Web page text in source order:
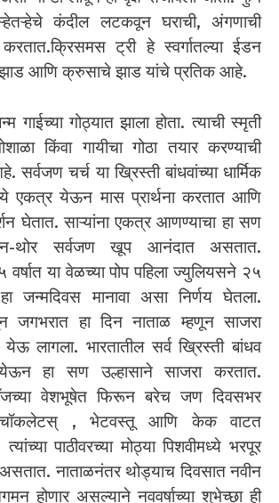
कंदील लटकवून घराची, अंगणाची
ट्री हे स्वर्गातल्या ईडन
झाड आणि क्रुसाचे झाड यांचे प्रतिक आहे.
गाईच्या गोठ्यात झाला होता. त्याची स्मृती
किंवा गायीचा गोठा तयार करण्याची
सर्वजण चर्च या ख्रिस्ती बांधवांच्या धार्मिक
एकत्र येऊन मास प्रार्थना करतात आणि
घेतात. साऱ्यांना एकत्र आणण्याचा हा सण
थोर सर्वजण खूप आनंदात असतात.
या वेळच्या पोप पहिला ज्युलियसने २५
जन्मदिवस मानावा असा निर्णय घेतला.
जगभरात हा दिन नाताळ म्हणून साजरा
लागला. भारतातील सर्व ख्रिस्ती बांधव
हा सण उल्हासाने साजरा करतात.
वेशभूषेत फिरून बरेच जण दिवसभर
चॉकलेटस् , भेटवस्तू आणि केक वाटत
पाठीवरच्या मोठ्या पिशवीमध्ये भरपूर
नाताळनंतर थोड्याच दिवसात नवीन
होणार असल्याने नववर्षाच्या शुभेच्छा ही